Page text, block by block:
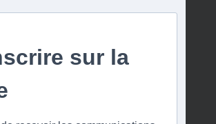
sur la